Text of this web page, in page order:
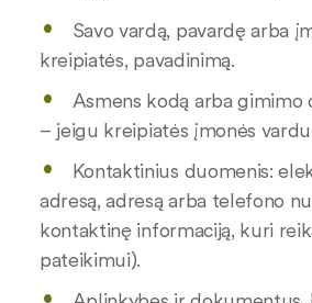
Savo vardą, pavardę arba
kreipiatės, pavadinimą.
Asmens kodą arba gimimo
– jeigu kreipiatės įmonės
Kontaktinius duomenis:
adresą, adresą arba telefono
kontaktinę informaciją, kuri
pateikimui).